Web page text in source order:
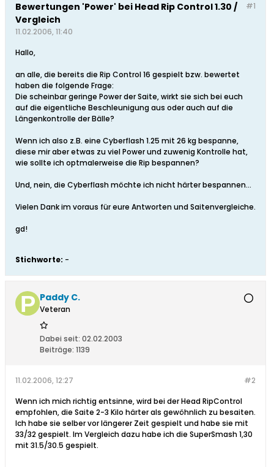
#1
Bewertungen 'Power' bei Head Rip Control 1.30 /
Vergleich
11.02.2006, 11:40
Hallo,
an alle, die bereits die Rip Control 16 gespielt bzw. bewertet
haben die folgende Frage:
Die scheinbar geringe Power der Saite, wirkt sie sich bei euch
auf die eigentliche Beschleunigung aus oder auch auf die
Längenkontrolle der Bälle?
Wenn ich also z.B. eine Cyberflash 1.25 mit 26 kg bespanne,
diese mir aber etwas zu viel Power und zuwenig Kontrolle hat,
wie sollte ich optmalerweise die Rip bespannen?
Und, nein, die Cyberflash möchte ich nicht härter bespannen...
Vielen Dank im voraus für eure Antworten und Saitenvergleiche.
gd!
Stichworte: -
Paddy C.
Veteran
Dabei seit: 02.02.2003
Beiträge: 1139
#2
11.02.2006, 12:27
Wenn ich mich richtig entsinne, wird bei der Head RipControl
empfohlen, die Saite 2-3 Kilo härter als gewöhnlich zu besaiten.
Ich habe sie selber vor längerer Zeit gespielt und habe sie mit
33/32 gespielt. Im Vergleich dazu habe ich die SuperSmash 1,30
mit 31.5/30.5 gespielt.